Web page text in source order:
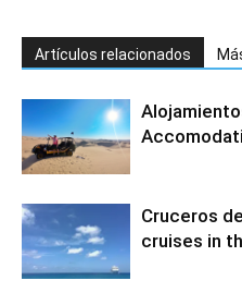
Artículos relacionados
Cruceros
cruises in